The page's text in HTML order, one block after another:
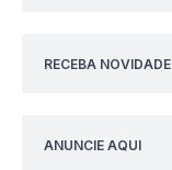
RECEBA
ANUNCIE AQUI